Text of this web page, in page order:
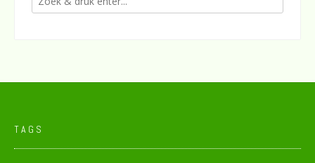
TAGS